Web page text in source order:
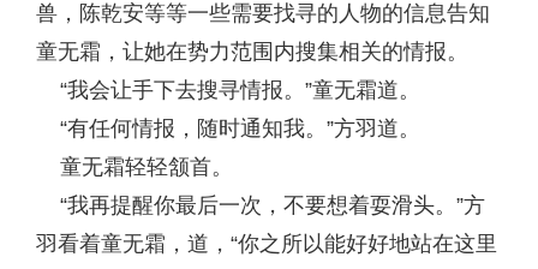
兽，陈乾安等等一些需要找寻的人物的信息告知
童无霜，让她在势力范围内搜集相关的情报。
“我会让手下去搜寻情报。”童无霜道。
“有任何情报，随时通知我。”方羽道。
童无霜轻轻颔首。
“我再提醒你最后一次，不要想着耍滑头。”方
羽看着童无霜，道，“你之所以能好好地站在这里